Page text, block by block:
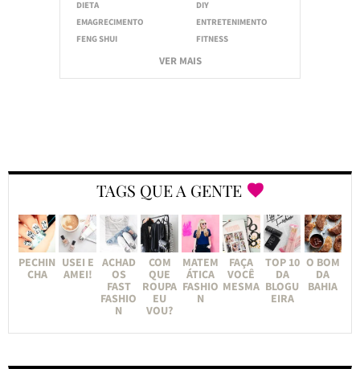
DIETA
DIY
EMAGRECIMENTO
ENTRETENIMENTO
FENG SHUI
FITNESS
VER MAIS
TAGS QUE A GENTE
PECHIN
CHA
USEI E
AMEI!
ACHAD
OS
FAST
FASHIO
N
COM
QUE
ROUPA
EU
VOU?
MATEM
ÁTICA
FASHIO
N
FAÇA
VOCÊ
MESMA
TOP 10
DA
BLOGU
EIRA
O BOM
DA
BAHIA